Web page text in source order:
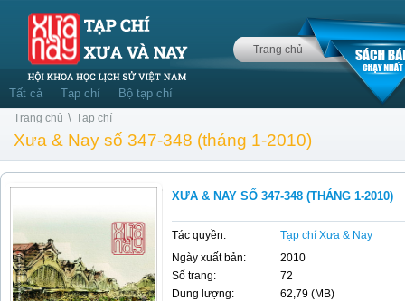
Trang chủ
Tất cả Tạp chí Bộ tạp chí
Trang chủ \ Tạp chí
Xưa & Nay số 347-348 (tháng 1-2010)
XƯA & NAY SỐ 347-348 (THÁNG 1-2010)
Tác quyền:
Tạp chí Xưa & Nay
Ngày xuất bản:
2010
Số trang:
72
Dung lượng:
62,79 (MB)